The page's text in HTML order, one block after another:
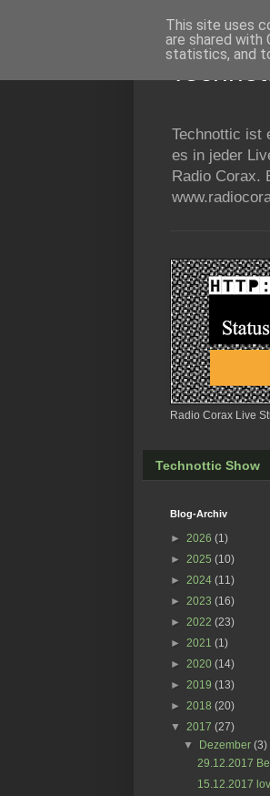
Technottic ist
es in jeder
Radio Corax.
Radio Corax Live
Technottic Show
Blog-Archiv
► 2026 (1)
► 2025 (10)
► 2024 (11)
► 2023 (16)
► 2022 (23)
► 2021 (1)
► 2020 (14)
► 2019 (13)
► 2018 (20)
▼ 2017 (27)
▼
Dezember(3)
29.12.2017
15.12.2017
This site uses
are shared with
statistics, and